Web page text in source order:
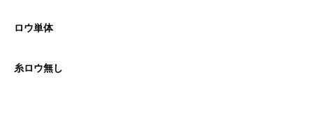
ロウ単体
糸ロウ無し